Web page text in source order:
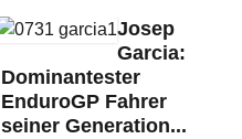
Josep
Garcia:
Dominantester
EnduroGP Fahrer
seiner Generation...